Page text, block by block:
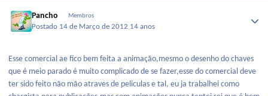
Pancho Membros
Postado 14 de Março de 2012 14 anos
Esse comercial ae fico bem feita a animação,mesmo o desenho do chaves
que é meio parado é muito complicado de se fazer,esse do comercial deve
ter sido feito não mão atraves de peliculas e tal, eu ja trabalhei como